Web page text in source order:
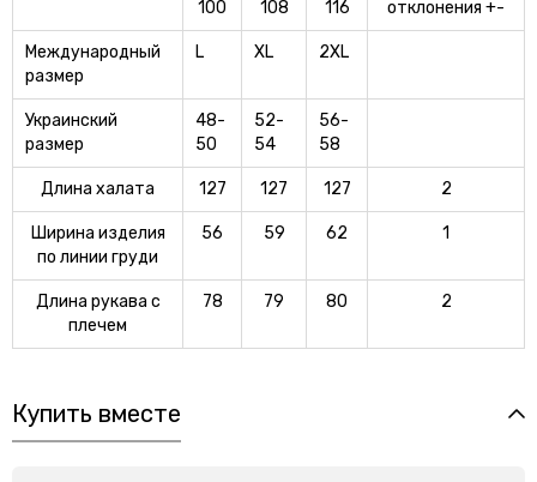
100 108 116 отклонения +-
Международный
размер
L XL 2XL
Украинский
размер
48-
50
52-
54
56-
58
Длина халата 127 127 127 2
Ширина изделия
по линии груди
56 59 62 1
Длина рукава с
плечем
78 79 80 2
Купить вместе